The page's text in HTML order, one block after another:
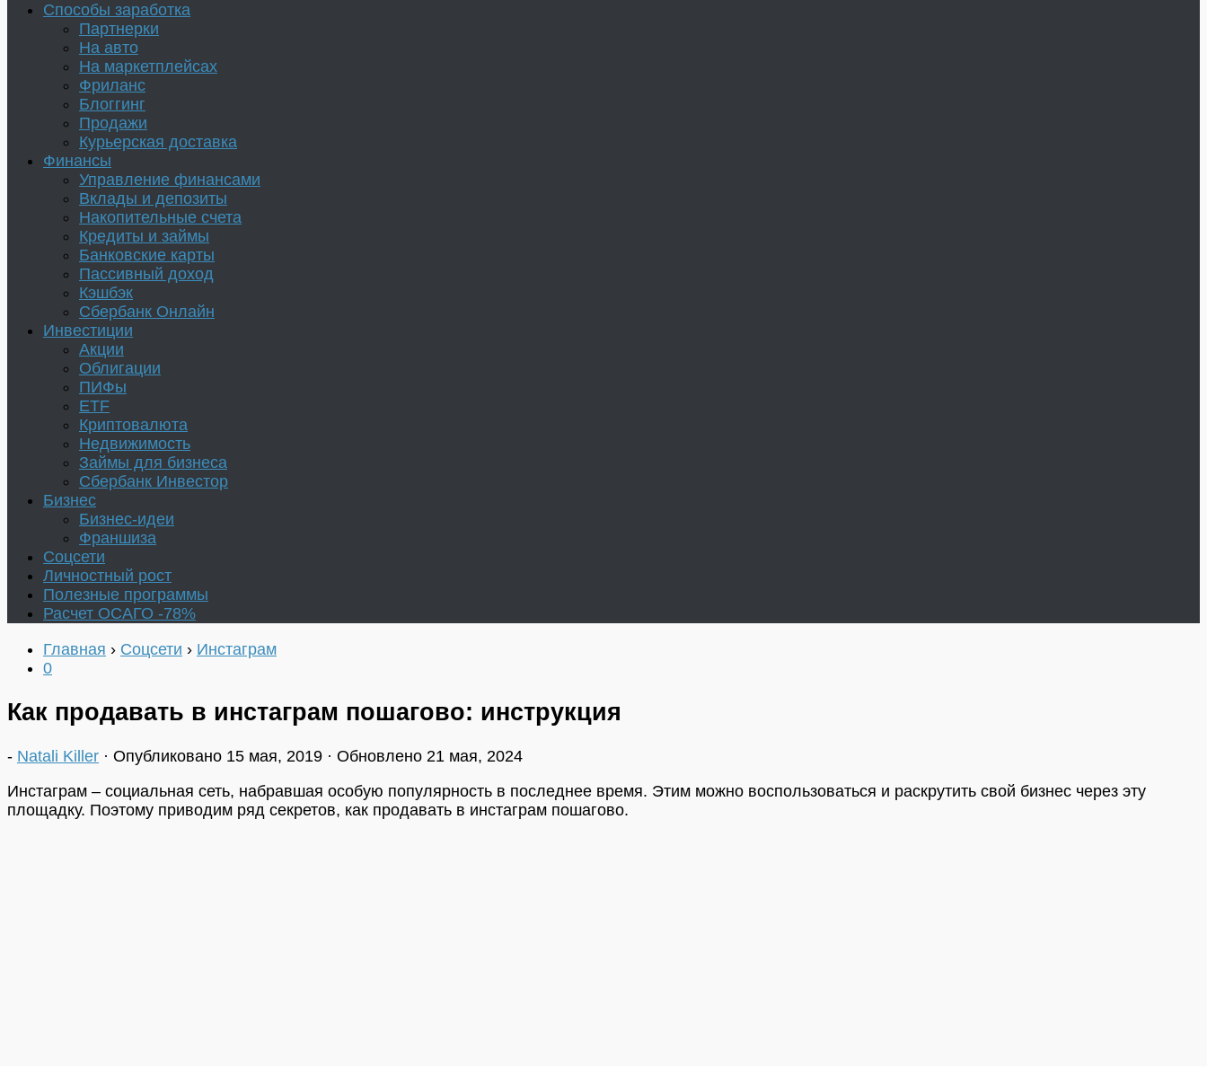
Способы заработка
Партнерки
На авто
На маркетплейсах
Фриланс
Блоггинг
Продажи
Курьерская доставка
Финансы
Управление финансами
Вклады и депозиты
Накопительные счета
Кредиты и займы
Банковские карты
Пассивный доход
Кэшбэк
Сбербанк Онлайн
Инвестиции
Акции
Облигации
ПИФы
ETF
Криптовалюта
Недвижимость
Займы для бизнеса
Сбербанк Инвестор
Бизнес
Бизнес-идеи
Франшиза
Соцсети
Личностный рост
Полезные программы
Расчет ОСАГО -78%
Главная › Соцсети › Инстаграм
0
Как продавать в инстаграм пошагово: инструкция
- Natali Killer · Опубликовано 15 мая, 2019 · Обновлено 21 мая, 2024
Инстаграм – социальная сеть, набравшая особую популярность в последнее время. Этим можно воспользоваться и раскрутить свой бизнес через эту
площадку. Поэтому приводим ряд секретов, как продавать в инстаграм пошагово.